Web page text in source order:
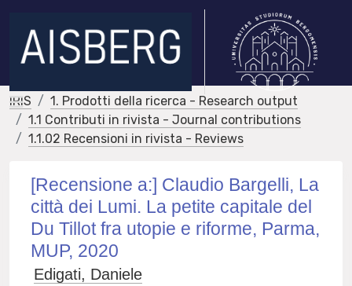
IRIS
1. Prodotti della ricerca - Research output
1.1 Contributi in rivista - Journal contributions
1.1.02 Recensioni in rivista - Reviews
[Recensione a:] Claudio Bargelli, La
città dei Lumi. La petite capitale del
Du Tillot fra utopie e riforme, Parma,
MUP, 2020
Edigati, Daniele